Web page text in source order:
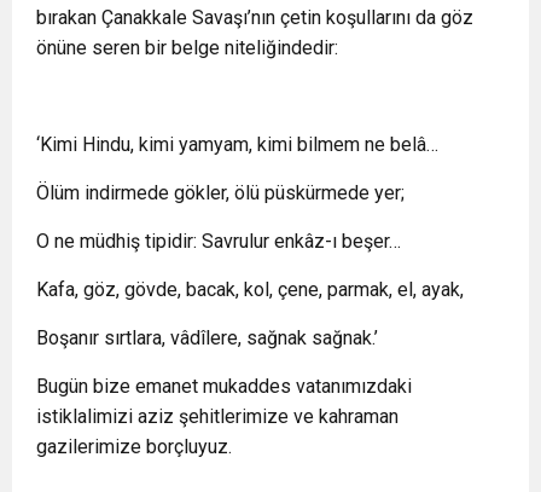
bırakan Çanakkale Savaşı’nın çetin koşullarını da göz
önüne seren bir belge niteliğindedir:
‘Kimi Hindu, kimi yamyam, kimi bilmem ne belâ…
Ölüm indirmede gökler, ölü püskürmede yer;
O ne müdhiş tipidir: Savrulur enkâz-ı beşer…
Kafa, göz, gövde, bacak, kol, çene, parmak, el, ayak,
Boşanır sırtlara, vâdîlere, sağnak sağnak.’
Bugün bize emanet mukaddes vatanımızdaki
istiklalimizi aziz şehitlerimize ve kahraman
gazilerimize borçluyuz.